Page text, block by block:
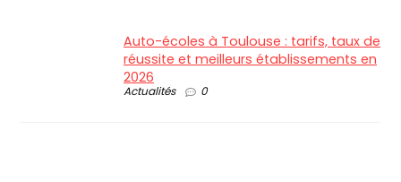
Auto-écoles à Toulouse : tarifs, taux de
réussite et meilleurs établissements en
2026
Actualités 0